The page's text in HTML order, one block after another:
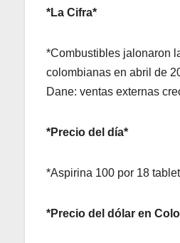
*La Cifra*
*Combustibles jalonaron
colombianas en abril de
Dane: ventas externas
*Precio del día*
*Aspirina 100 por 18
*Precio del dólar en